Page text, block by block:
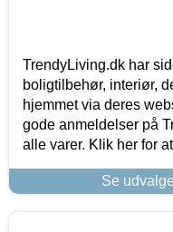
TrendyLiving.dk har
boligtilbehør, interiør,
hjemmet via deres
gode anmeldelser på
alle varer. Klik her for
Se